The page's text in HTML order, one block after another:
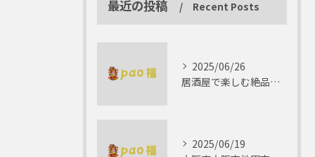
最近の投稿 Recent Posts
2025/06/26
居酒屋で楽しむ絶品テリーヌの世界
2025/06/19